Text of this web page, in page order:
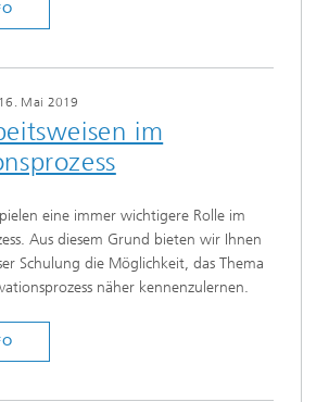
16. Mai 2019
im
eine immer wichtigere Rolle im
Aus diesem Grund bieten wir Ihnen
Schulung die Möglichkeit, das Thema
näher kennenzulernen.